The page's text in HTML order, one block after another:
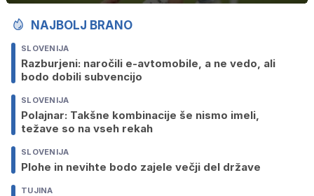
NAJBOLJ BRANO
SLOVENIJA
Razburjeni: naročili e-avtomobile, a ne vedo, ali
bodo dobili subvencijo
SLOVENIJA
Polajnar: Takšne kombinacije še nismo imeli,
težave so na vseh rekah
SLOVENIJA
Plohe in nevihte bodo zajele večji del države
TUJINA